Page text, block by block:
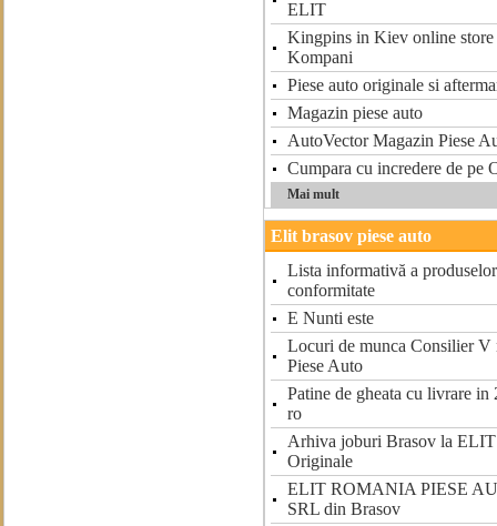
ELIT
Kingpins in Kiev online
Kompani
Piese auto originale si
Magazin piese auto
AutoVector Magazin Piese
Cumpara cu incredere de pe
Mai mult
Elit brasov piese auto
Lista informativă a
conformitate
E Nunti este
Locuri de munca Consilier
Piese Auto
Patine de gheata cu livrare in
ro
Arhiva joburi Brasov la ELIT
Originale
ELIT ROMANIA PIESE
SRL din Brasov